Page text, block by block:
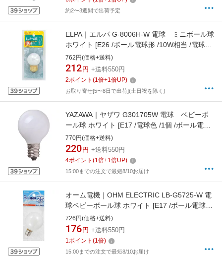
約2〜3週間で出荷予定
ELPA｜エルパ G-8006H-W 電球 ミニボール球
ホワイト [E26 /ボール電球形 /10W相当 /電球色
/1個][G8006HW]
762円(価格+送料)
212 円 +送料550円
2ポイント (1倍+1倍UP)
お取り寄せ[5〜8日で出荷](土日祝を除く)
YAZAWA｜ヤザワ G301705W 電球 ベビーボ
ール球 ホワイト [E17 /電球色 /1個 /ボール電球
形][G301705W]
770円(価格+送料)
220 円 +送料550円
4ポイント (1倍+1倍UP)
15:00までの注文で最短8/10お届け
オーム電機｜OHM ELECTRIC LB-G5725-W 電
球ベビーボール球 ホワイト [E17 /ボール電球形
/電球色 /1個][LBG5725W]
726円(価格+送料)
176 円 +送料550円
1ポイント (1倍)
15:00までの注文で最短8/10お届け